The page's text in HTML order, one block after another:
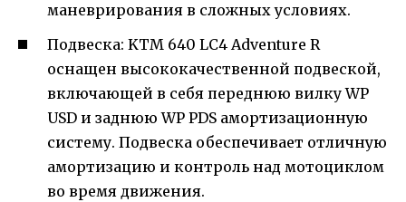
маневрирования в сложных условиях.
Подвеска: KTM 640 LC4 Adventure R
оснащен высококачественной подвеской,
включающей в себя переднюю вилку WP
USD и заднюю WP PDS амортизационную
систему. Подвеска обеспечивает отличную
амортизацию и контроль над мотоциклом
во время движения.